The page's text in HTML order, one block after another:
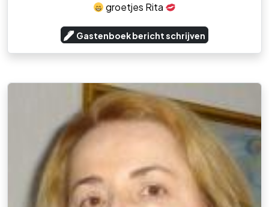
groetjes Rita
Gastenboek bericht schrijven